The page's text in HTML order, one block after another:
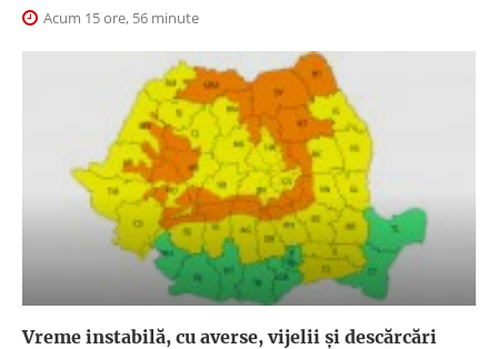
Acum 15 ore, 56 minute
Vreme instabilă, cu averse, vijelii și descărcări